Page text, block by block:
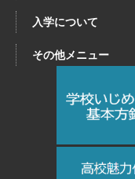
入学について
その他メニュー